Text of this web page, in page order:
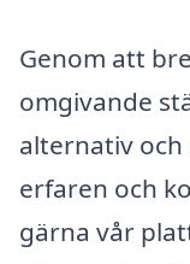
Genom att
omgivande
alternativ
erfaren och
gärna vår